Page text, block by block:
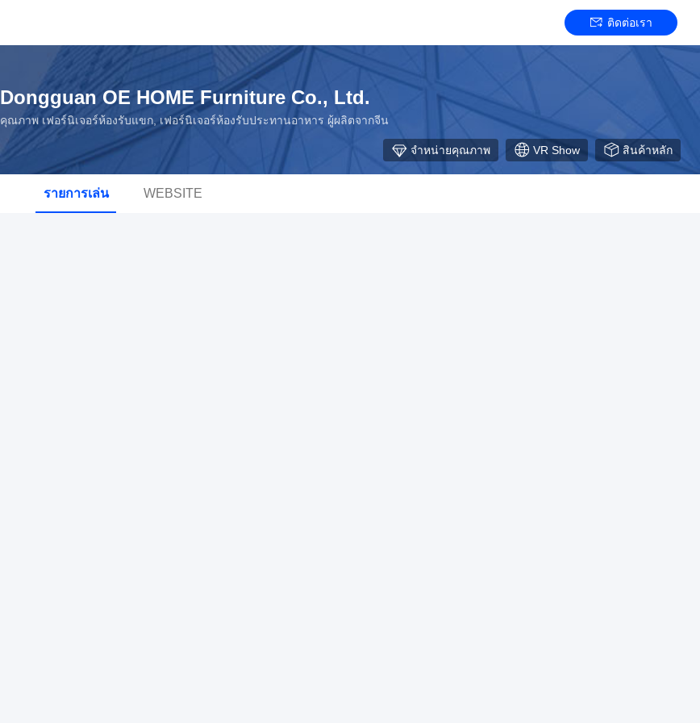
ติดต่อเรา
Dongguan OE HOME Furniture Co., Ltd.
คุณภาพ เฟอร์นิเจอร์ห้องรับแขก, เฟอร์นิเจอร์ห้องรับประทานอาหาร ผู้ผลิตจากจีน
จําหน่ายคุณภาพ VR Show สินค้าหลัก
รายการเล่น WEBSITE